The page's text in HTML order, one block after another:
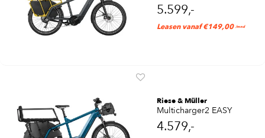
5.599,-
Leasen vanaf €149,00 /mnd
Riese & Müller
Multicharger2 EASY
4.579,-